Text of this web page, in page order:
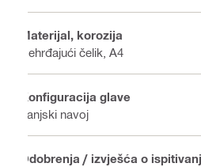
Materijal, korozija
Nehrđajući čelik, A4
Konfiguracija glave
Vanjski navoj
Odobrenja / izvješća o